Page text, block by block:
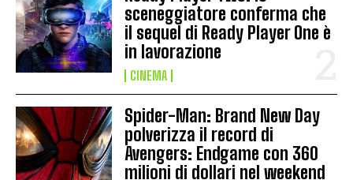
sceneggiatore conferma che
il sequel di Ready Player One è
in lavorazione
CINEMA
Spider-Man: Brand New Day
polverizza il record di
Avengers: Endgame con 360
milioni di dollari nel weekend